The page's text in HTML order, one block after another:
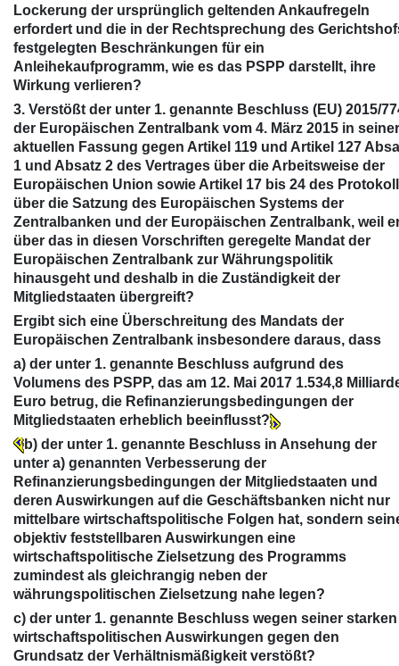
Lockerung der ursprünglich geltenden Ankaufregeln
erfordert und die in der Rechtsprechung des
festgelegten Beschränkungen für ein
Anleihekaufprogramm, wie es das PSPP darstellt, ihre
Wirkung verlieren?
3. Verstößt der unter 1. genannte Beschluss (EU) 2015/
der Europäischen Zentralbank vom 4. März 2015 in seiner
aktuellen Fassung gegen Artikel 119 und Artikel 127
1 und Absatz 2 des Vertrages über die Arbeitsweise der
Europäischen Union sowie Artikel 17 bis 24 des
über die Satzung des Europäischen Systems der
Zentralbanken und der Europäischen Zentralbank, weil
über das in diesen Vorschriften geregelte Mandat der
Europäischen Zentralbank zur Währungspolitik
hinausgeht und deshalb in die Zuständigkeit der
Mitgliedstaaten übergreift?
Ergibt sich eine Überschreitung des Mandats der
Europäischen Zentralbank insbesondere daraus, dass
a) der unter 1. genannte Beschluss aufgrund des
Volumens des PSPP, das am 12. Mai 2017 1.534,8
Euro betrug, die Refinanzierungsbedingungen der
Mitgliedstaaten erheblich beeinflusst?
b) der unter 1. genannte Beschluss in Ansehung der
unter a) genannten Verbesserung der
Refinanzierungsbedingungen der Mitgliedstaaten und
deren Auswirkungen auf die Geschäftsbanken nicht nur
mittelbare wirtschaftspolitische Folgen hat, sondern
objektiv feststellbaren Auswirkungen eine
wirtschaftspolitische Zielsetzung des Programms
zumindest als gleichrangig neben der
währungspolitischen Zielsetzung nahe legen?
c) der unter 1. genannte Beschluss wegen seiner starken
wirtschaftspolitischen Auswirkungen gegen den
Grundsatz der Verhältnismäßigkeit verstößt?